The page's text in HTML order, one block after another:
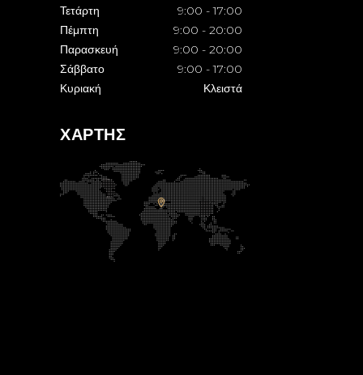
Τετάρτη
9:00 - 17:00
Πέμπτη
9:00 - 20:00
Παρασκευή
9:00 - 20:00
Σάββατο
9:00 - 17:00
Κυριακή
Κλειστά
ΧΑΡΤΗΣ